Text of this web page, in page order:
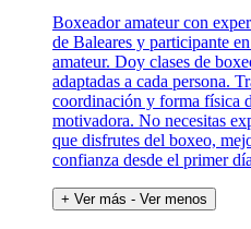
Boxeador amateur con
de Baleares y participante
amateur. Doy clases de
adaptadas a cada persona.
coordinación y forma física
motivadora. No necesitas
que disfrutes del boxeo,
confianza desde el primer día
+ Ver más - Ver menos